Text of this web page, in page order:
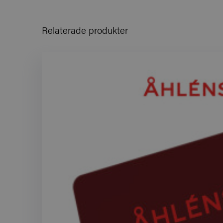
Relaterade produkter